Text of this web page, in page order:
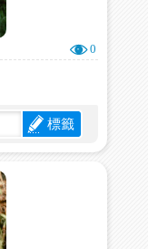
0
標籤